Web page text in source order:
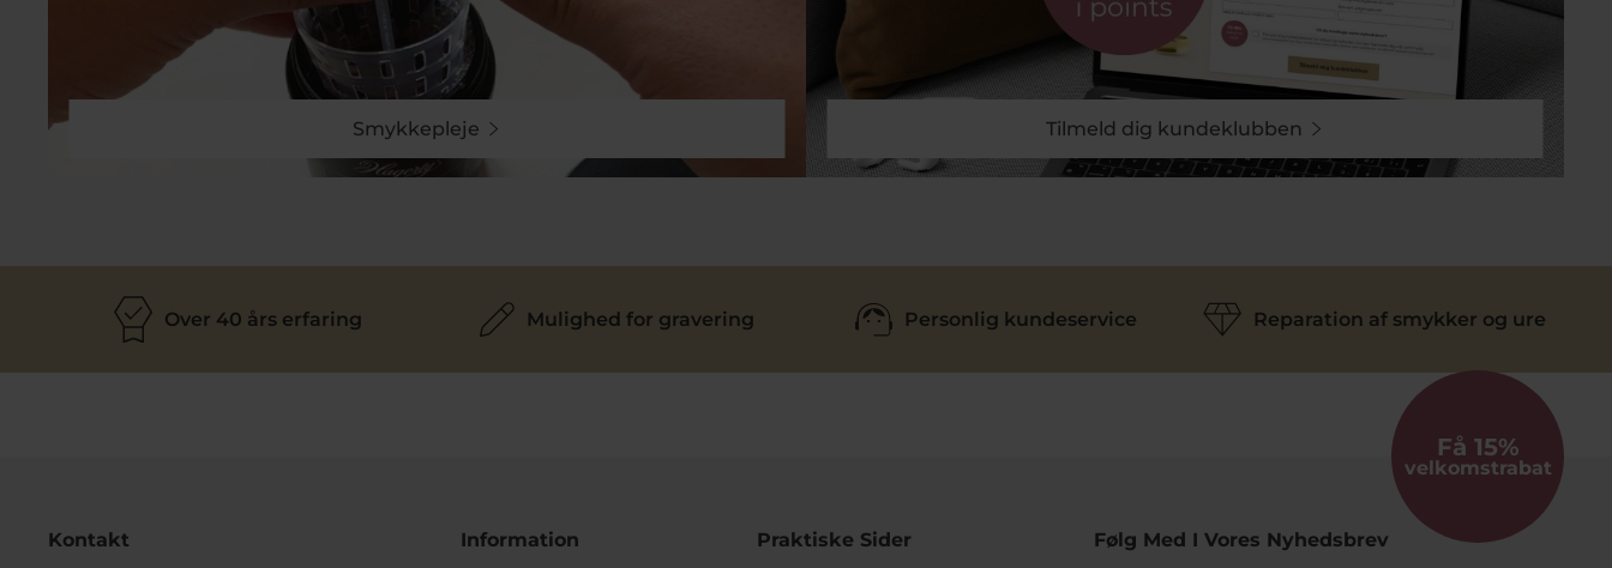
Smykkepleje Tilmeld dig kundeklubben
Over 40 års erfaring Mulighed for gravering Personlig kundeservice Reparation af smykker og ure
Kontakt Information Praktiske Sider
Få 15%
velkomstrabat
Følg Med I Vores Nyhedsbrev